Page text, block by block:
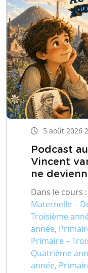
5 août 2026
Podcast
Vincent
ne
Dans le cours :
Maternelle –
Troisième
année,
Primaire –
Quatrième
année,